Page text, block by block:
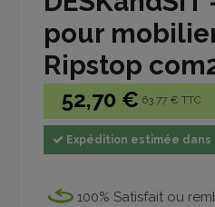
pour
Ripstop
52,70 € 63.77 € TTC
Expédition estimée dans
100% Satisfait ou